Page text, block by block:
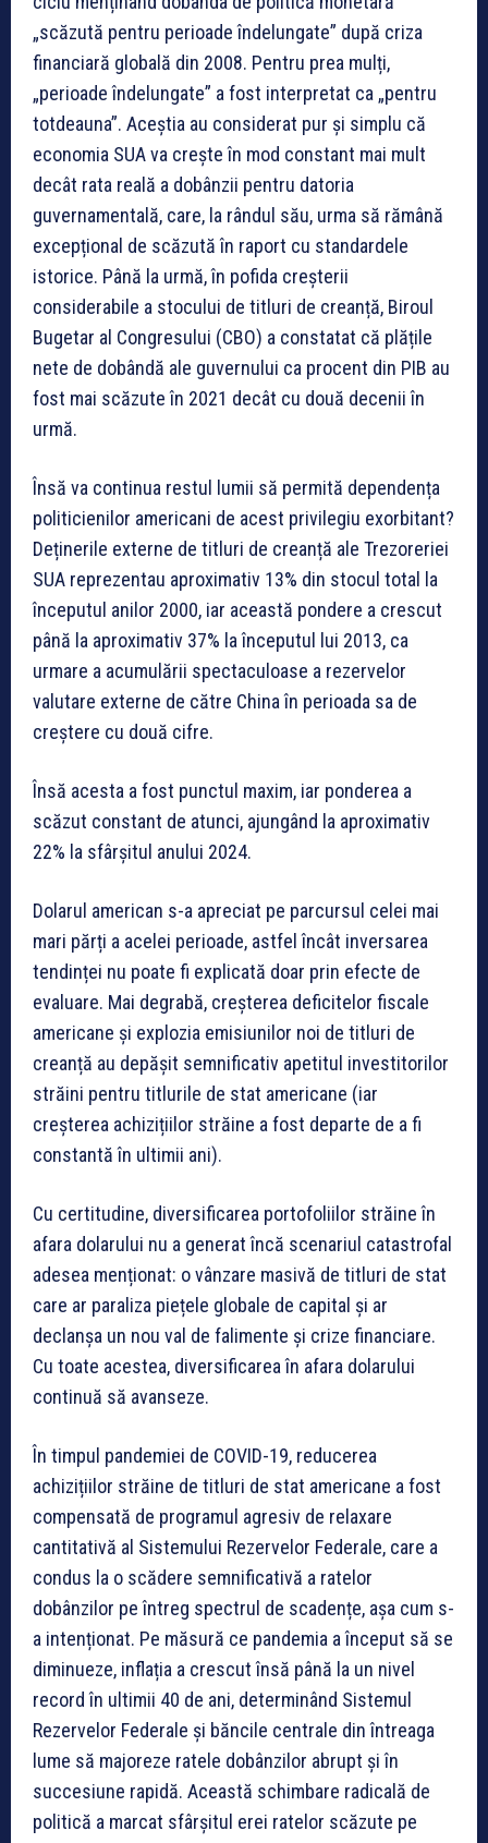
„scăzută pentru perioade îndelungate” după criza
financiară globală din 2008. Pentru prea mulți,
„perioade îndelungate” a fost interpretat ca „pentru
totdeauna”. Aceștia au considerat pur și simplu că
economia SUA va crește în mod constant mai mult
decât rata reală a dobânzii pentru datoria
guvernamentală, care, la rândul său, urma să rămână
excepțional de scăzută în raport cu standardele
istorice. Până la urmă, în pofida creșterii
considerabile a stocului de titluri de creanță, Biroul
Bugetar al Congresului (CBO) a constatat că plățile
nete de dobândă ale guvernului ca procent din PIB au
fost mai scăzute în 2021 decât cu două decenii în
urmă.
Însă va continua restul lumii să permită dependența
politicienilor americani de acest privilegiu exorbitant?
Deținerile externe de titluri de creanță ale Trezoreriei
SUA reprezentau aproximativ 13% din stocul total la
începutul anilor 2000, iar această pondere a crescut
până la aproximativ 37% la începutul lui 2013, ca
urmare a acumulării spectaculoase a rezervelor
valutare externe de către China în perioada sa de
creștere cu două cifre.
Însă acesta a fost punctul maxim, iar ponderea a
scăzut constant de atunci, ajungând la aproximativ
22% la sfârșitul anului 2024.
Dolarul american s-a apreciat pe parcursul celei mai
mari părți a acelei perioade, astfel încât inversarea
tendinței nu poate fi explicată doar prin efecte de
evaluare. Mai degrabă, creșterea deficitelor fiscale
americane și explozia emisiunilor noi de titluri de
creanță au depășit semnificativ apetitul investitorilor
străini pentru titlurile de stat americane (iar
creșterea achizițiilor străine a fost departe de a fi
constantă în ultimii ani).
Cu certitudine, diversificarea portofoliilor străine în
afara dolarului nu a generat încă scenariul catastrofal
adesea menționat: o vânzare masivă de titluri de stat
care ar paraliza piețele globale de capital și ar
declanșa un nou val de falimente și crize financiare.
Cu toate acestea, diversificarea în afara dolarului
continuă să avanseze.
În timpul pandemiei de COVID-19, reducerea
achizițiilor străine de titluri de stat americane a fost
compensată de programul agresiv de relaxare
cantitativă al Sistemului Rezervelor Federale, care a
condus la o scădere semnificativă a ratelor
dobânzilor pe întreg spectrul de scadențe, așa cum s-
a intenționat. Pe măsură ce pandemia a început să se
diminueze, inflația a crescut însă până la un nivel
record în ultimii 40 de ani, determinând Sistemul
Rezervelor Federale și băncile centrale din întreaga
lume să majoreze ratele dobânzilor abrupt și în
succesiune rapidă. Această schimbare radicală de
politică a marcat sfârșitul erei ratelor scăzute pe